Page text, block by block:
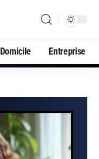
Domicile Entreprise